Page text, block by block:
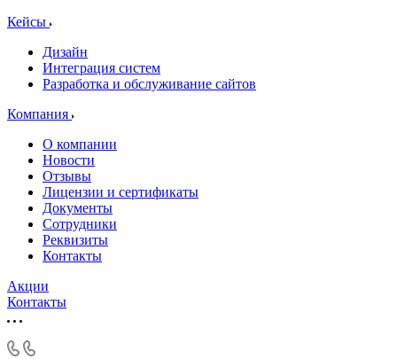
Кейсы
Дизайн
Интеграция систем
Разработка и обслуживание сайтов
Компания
О компании
Новости
Отзывы
Лицензии и сертификаты
Документы
Сотрудники
Реквизиты
Контакты
Акции
Контакты